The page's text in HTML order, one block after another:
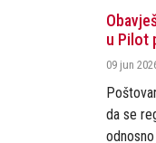
u Pilot
09 jun
da se